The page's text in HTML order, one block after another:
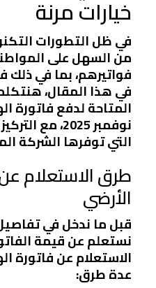
خيارات مرنة
في ظل التطورات
من السهل على
فواتيرهم، بما في ذلك
في هذا المقال،
المتاحة لدفع فاتورة
نوفمبر 2025،
التي توفرها الشركة
طرق الاستعلام
الأرضي
قبل ما ندخل في
نستعلم عن قيمة
الاستعلام عن فاتورة
عدة طرق: